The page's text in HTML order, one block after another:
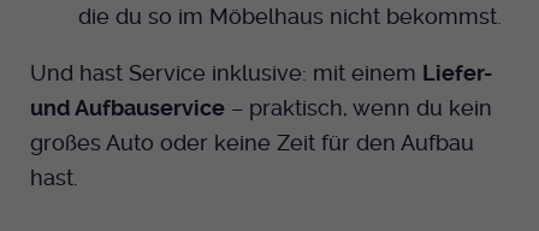
die du so im Möbelhaus nicht bekommst.
Und hast Service inklusive: mit einem Liefer-
und Aufbauservice – praktisch, wenn du kein
großes Auto oder keine Zeit für den Aufbau
hast.